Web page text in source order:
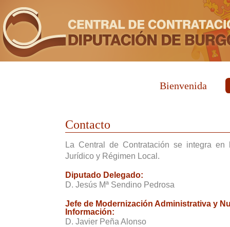
Bienvenida
Contacto
La Central de Contratación se integra en
Jurídico y Régimen Local.
Diputado Delegado:
D. Jesús Mª Sendino Pedrosa
Jefe de Modernización Administrativa y
Información:
D. Javier Peña Alonso